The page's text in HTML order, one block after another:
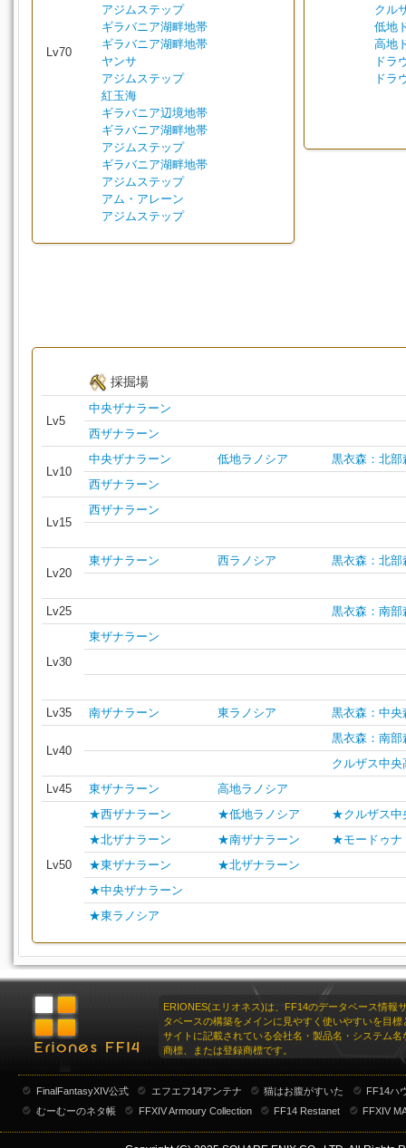
Lv70
アジムステップ
ギラバニア湖畔地帯
ギラバニア湖畔地帯
ヤンサ
アジムステップ
紅玉海
ギラバニア辺境地帯
ギラバニア湖畔地帯
アジムステップ
ギラバニア湖畔地帯
アジムステップ
アム・アレーン
アジムステップ
クル
低地
高地
ドラ
ドラ
採掘場
Lv5
中央ザナラーン
西ザナラーン
Lv10
中央ザナラーン 低地ラノシア
黒衣森：北部
西ザナラーン
Lv15
西ザナラーン
Lv20
東ザナラーン 西ラノシア 黒衣森：北部
Lv25 黒衣森：南部
Lv30
東ザナラーン
Lv35 南ザナラーン 東ラノシア 黒衣森：中央
Lv40
黒衣森：南部
クルザス中央
Lv45
東ザナラーン 高地ラノシア
Lv50
★西ザナラーン ★低地ラノシア
★クルザス中
★北ザナラーン
★南ザナラーン
★モードゥナ
★東ザナラーン
★北ザナラーン
★中央ザナラーン
★東ラノシア
ERIONES(エリオネス)は、FF14のデータベース情報
タベースの構築をメインに見やすく使いやすいを目標
サイトに記載されている会社名・製品名・システム名
商標、または登録商標です。
FinalFantasyXIV公式 エフエフ14アンテナ 猫はお腹がすいた
FF14ハ
むーむーのネタ帳
FFXIV Armoury Collection FF14 Restanet FFXIV